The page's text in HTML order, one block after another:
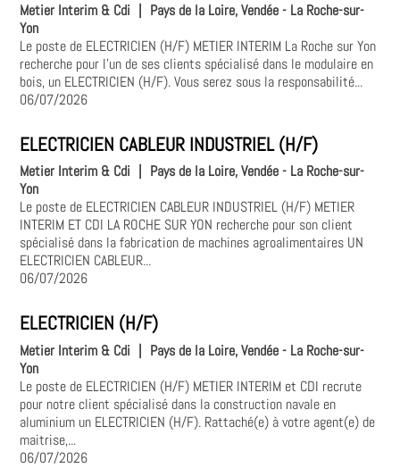
Metier Interim & Cdi
Pays de la Loire, Vendée - La Roche-sur-
Yon
Le poste de ELECTRICIEN (H/F) METIER INTERIM La Roche sur Yon
recherche pour l'un de ses clients spécialisé dans le modulaire en
bois, un ELECTRICIEN (H/F). Vous serez sous la responsabilité...
06/07/2026
ELECTRICIEN CABLEUR INDUSTRIEL (H/F)
Metier Interim & Cdi
Pays de la Loire, Vendée - La Roche-sur-
Yon
Le poste de ELECTRICIEN CABLEUR INDUSTRIEL (H/F) METIER
INTERIM ET CDI LA ROCHE SUR YON recherche pour son client
spécialisé dans la fabrication de machines agroalimentaires UN
ELECTRICIEN CABLEUR...
06/07/2026
ELECTRICIEN (H/F)
Metier Interim & Cdi | Pays de la Loire, Vendée - La Roche-sur-
Yon
Le poste de ELECTRICIEN (H/F) METIER INTERIM et CDI recrute
pour notre client spécialisé dans la construction navale en
aluminium un ELECTRICIEN (H/F). Rattaché(e) à votre agent(e) de
maitrise,...
06/07/2026